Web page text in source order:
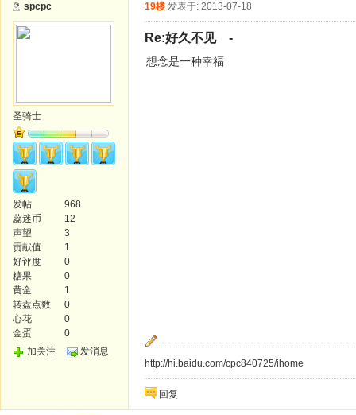
spcpc
圣骑士
发帖
968
蕊迷币
12
声望
3
贡献值
1
好评度
0
糖果
0
黄金
1
转盘点数
0
心花
0
金蛋
0
加关注
发消息
19楼 发表于: 2013-07-18
Re:好久不见 -
想念是一种幸福
http://hi.baidu.com/cpc840725/ihome
回复